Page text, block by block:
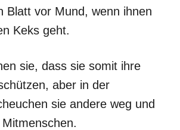
Blatt vor Mund, wenn ihnen
Keks geht.
sie, dass sie somit ihre
aber in der
sie andere weg und